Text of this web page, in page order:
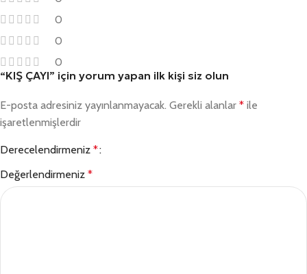
0
0
0
“KIŞ ÇAYI” için yorum yapan ilk kişi siz olun
E-posta adresiniz yayınlanmayacak. Gerekli alanlar * ile
işaretlenmişlerdir
Derecelendirmeniz *
Değerlendirmeniz *